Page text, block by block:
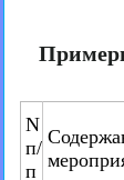
N
п/
п